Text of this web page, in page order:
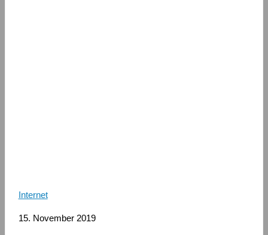
Internet
15. November 2019